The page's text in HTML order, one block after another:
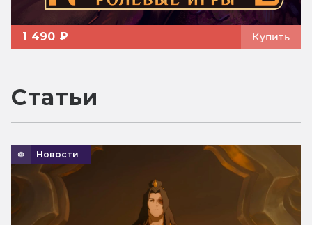
1 490 ₽ Купить
Статьи
Новости